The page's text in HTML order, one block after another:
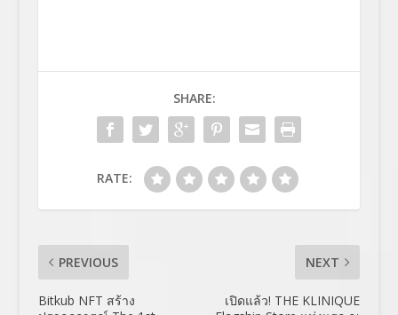
SHARE:
RATE:
PREVIOUS
Bitkub NFT สร้าง
NEXT
เปิดแล้ว! THE KLINIQUE